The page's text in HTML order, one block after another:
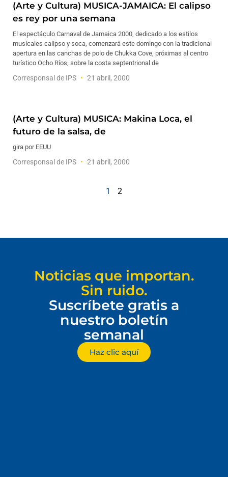
(Arte y Cultura) MUSICA-JAMAICA: El calipso
es rey por una semana
El espectáculo Carnaval de Jamaica 2000, dedicado a los estilos
musicales calipso y soca, comenzará este domingo con la tradicional
apertura en las canchas de polo de Chukka Cove, próximas al centro
turístico Ocho Ríos, sobre la costa septentrional de
Corresponsal de IPS 21 abril, 2000
(Arte y Cultura) MUSICA: Makina Loca, el
futuro de la salsa, de
gira por EEUU
Corresponsal de IPS 21 abril, 2000
1 2
Noticias que importan.
Sin ruido.
Suscríbete gratis a
nuestro boletín
semanal
Haz clic aquí